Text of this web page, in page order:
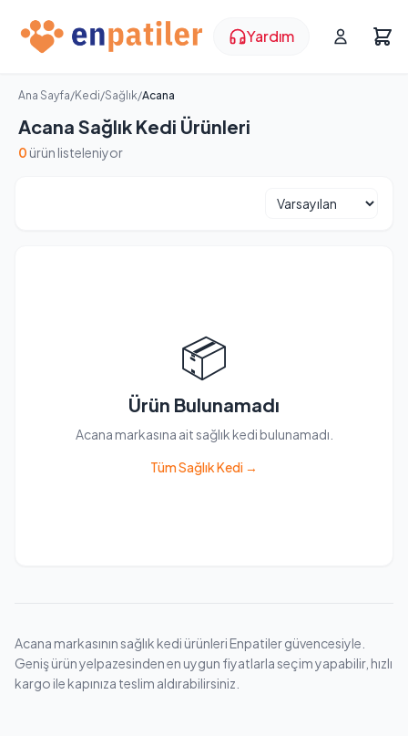
Yardım
Ana Sayfa/Kedi/Sağlık/Acana
Acana Sağlık Kedi Ürünleri
0 ürün listeleniyor
📦
Ürün Bulunamadı
Acana markasına ait sağlık kedi bulunamadı.
Tüm Sağlık Kedi →
Acana markasının sağlık kedi ürünleri Enpatiler güvencesiyle.
Geniş ürün yelpazesinden en uygun fiyatlarla seçim yapabilir, hızlı
kargo ile kapınıza teslim aldırabilirsiniz.